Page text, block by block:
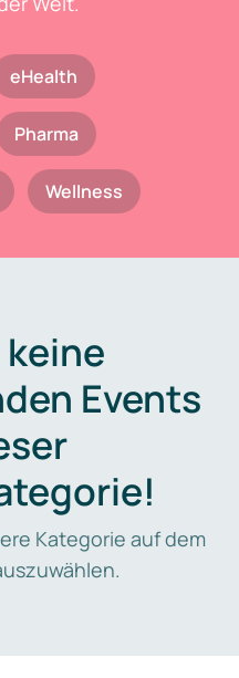
eHealth
Pharma
Wellness
Events
Kategorie auf dem